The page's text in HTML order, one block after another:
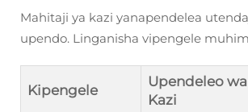
Mahitaji ya kazi yanapendelea
upendo. Linganisha vipengele
Kipengele
Upendeleo
Kazi